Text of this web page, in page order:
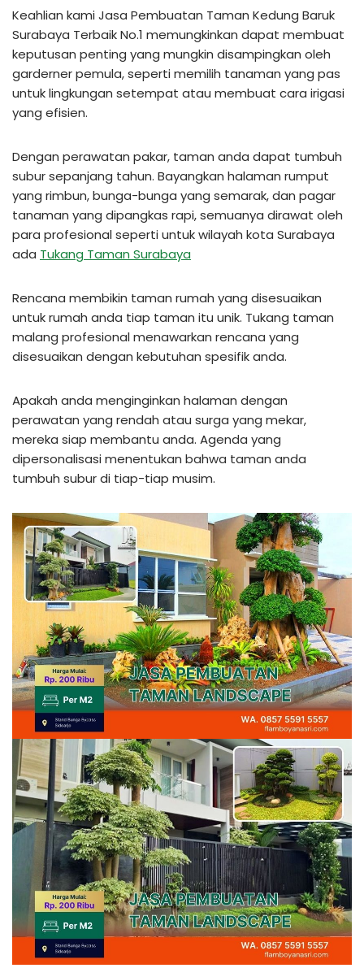
Keahlian kami Jasa Pembuatan Taman Kedung Baruk
Surabaya Terbaik No.1 memungkinkan dapat membuat
keputusan penting yang mungkin disampingkan oleh
garderner pemula, seperti memilih tanaman yang pas
untuk lingkungan setempat atau membuat cara irigasi
yang efisien.
Dengan perawatan pakar, taman anda dapat tumbuh
subur sepanjang tahun. Bayangkan halaman rumput
yang rimbun, bunga-bunga yang semarak, dan pagar
tanaman yang dipangkas rapi, semuanya dirawat oleh
para profesional seperti untuk wilayah kota Surabaya
ada Tukang Taman Surabaya
Rencana membikin taman rumah yang disesuaikan
untuk rumah anda tiap taman itu unik. Tukang taman
malang profesional menawarkan rencana yang
disesuaikan dengan kebutuhan spesifik anda.
Apakah anda menginginkan halaman dengan
perawatan yang rendah atau surga yang mekar,
mereka siap membantu anda. Agenda yang
dipersonalisasi menentukan bahwa taman anda
tumbuh subur di tiap-tiap musim.